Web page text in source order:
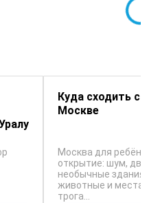
Куда сходить с
Москве
Москва для
открытие: шум,
необычные
животные и места,
трога...